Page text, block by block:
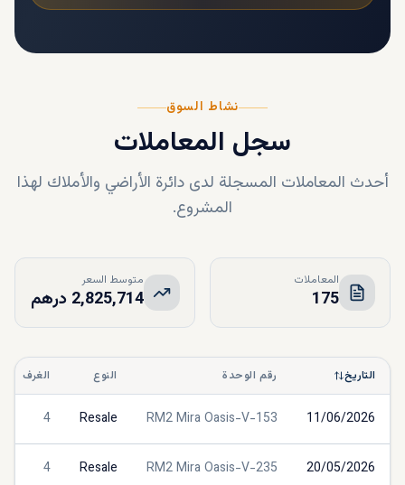
نشاط السوق
سجل المعاملات
أحدث المعاملات المسجلة لدى دائرة الأراضي والأملاك لهذا
المشروع.
المعاملات
175
متوسط السعر
2,825,714 درهم
التاريخ رقم الوحدة النوع الغرف
11/06/2026
RM2 Mira Oasis-V-153
Resale
4
20/05/2026
RM2 Mira Oasis-V-235
Resale
4